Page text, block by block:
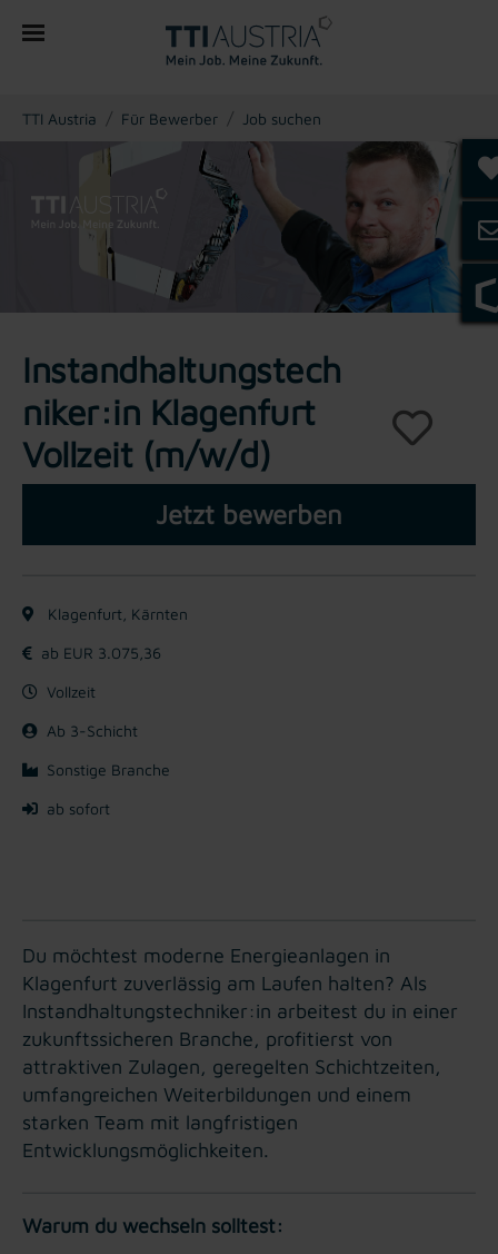
You are here:
TTI Austria Für Bewerber Job suchen
Instandhaltungstech
niker:in Klagenfurt
Vollzeit (m/w/d)
Jetzt bewerben
Klagenfurt, Kärnten
ab EUR 3.075,36
Vollzeit
Ab 3-Schicht
Sonstige Branche
ab sofort
Du möchtest moderne Energieanlagen in
Klagenfurt zuverlässig am Laufen halten? Als
Instandhaltungstechniker:in arbeitest du in einer
zukunftssicheren Branche, profitierst von
attraktiven Zulagen, geregelten Schichtzeiten,
umfangreichen Weiterbildungen und einem
starken Team mit langfristigen
Entwicklungsmöglichkeiten.
Warum du wechseln solltest: